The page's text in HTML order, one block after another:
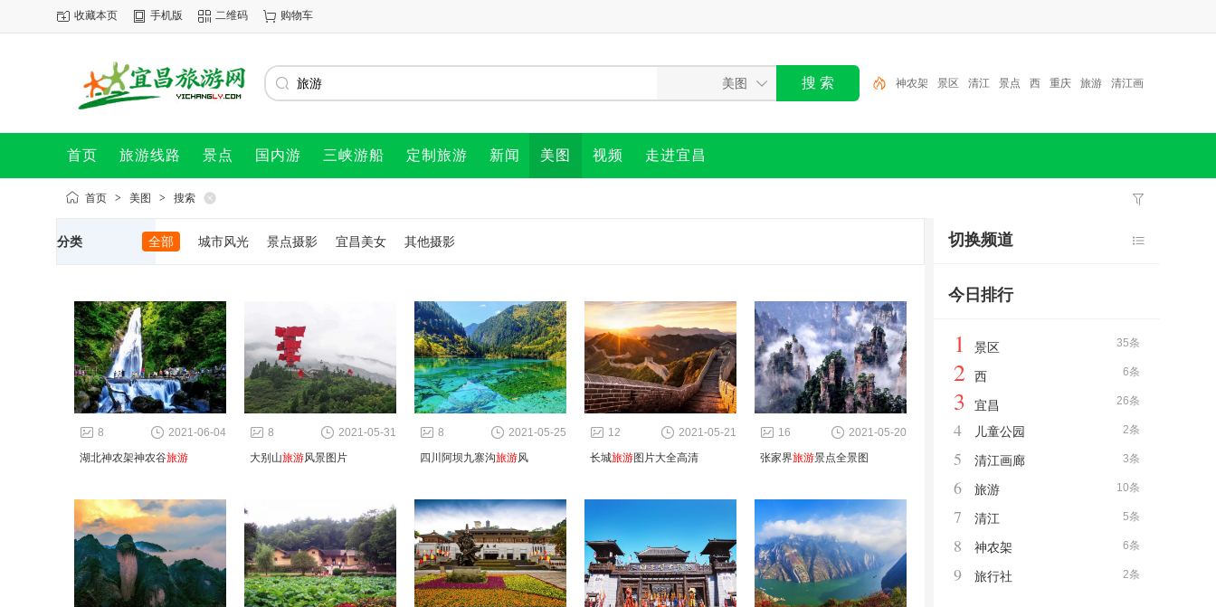
收藏本页 手机版 二维码 购物车
神农架 景区 清江 景点 西 重庆 旅游 清江画
首页 旅游线路 景点 国内游 三峡游船 定制旅游 新闻 美图 视频 走进宜昌
首页 > 美图 > 搜索
分类 全部 城市风光 景点摄影 宜昌美女 其他摄影
2021-06-04
8
湖北神农架神农谷旅游
2021-05-31
8
大别山旅游风景图片
2021-05-25
8
四川阿坝九寨沟旅游风
2021-05-21
12
长城旅游图片大全高清
2021-05-20
16
张家界旅游景点全景图
切换频道
今日排行
35条
1 景区
6条
2 西
26条
3 宜昌
2条
4 儿童公园
3条
5 清江画廊
10条
6 旅游
5条
7 清江
6条
8 神农架
2条
9 旅行社